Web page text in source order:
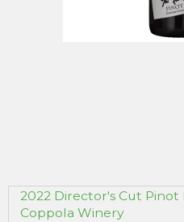
2022 Director's Cut Pinot
Coppola Winery